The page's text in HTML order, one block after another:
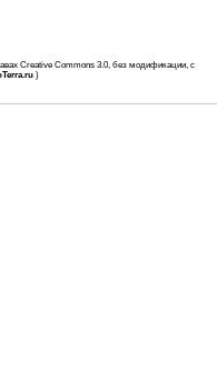
Creative Commons 3.0, без модификации, с
)